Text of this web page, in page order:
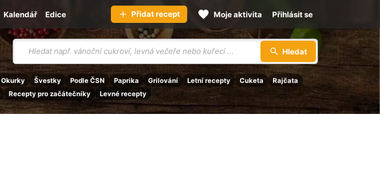
Vyhledávání
Hledat
Okurky Švestky Podle ČSN Paprika Grilování Letní recepty Cuketa
Rajčata
Recepty pro začátečníky Levné recepty
Kalendář Edice Přidat recept Moje aktivita Přihlásit se